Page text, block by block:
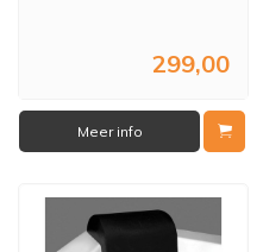
299,00
Meer info